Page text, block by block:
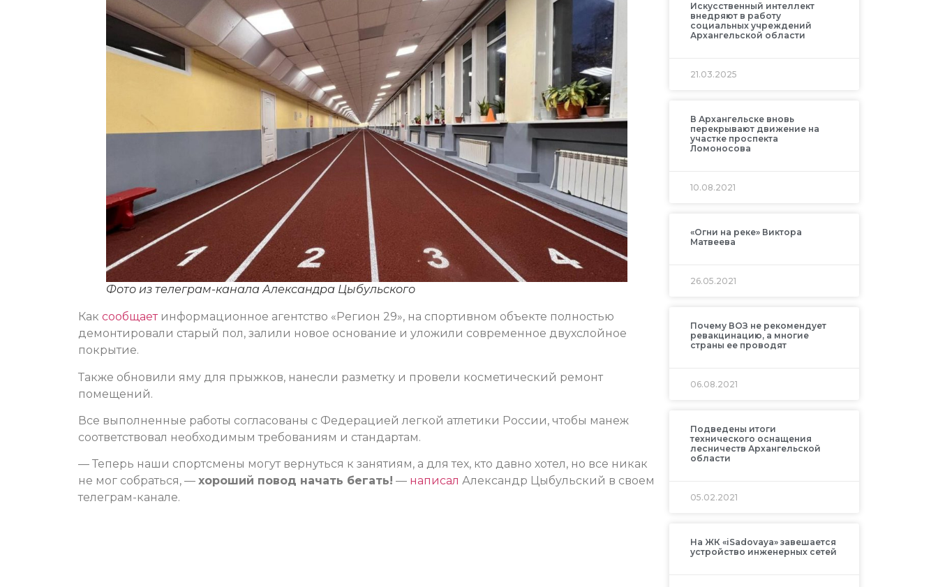
Фото из телеграм-канала Александра Цыбульского
Как сообщаетинформационное агентство «Регион 29», на спортивном объекте полностью
демонтировали старый пол, залили новое основание и уложили современное двухслойное
покрытие.
Также обновили яму для прыжков, нанесли разметку и провели косметический ремонт
помещений.
Все выполненные работы согласованы с Федерацией легкой атлетики России, чтобы манеж
соответствовал необходимым требованиям и стандартам.
— Теперь наши спортсмены могут вернуться к занятиям, а для тех, кто давно хотел, но все никак
не мог собраться, — хороший повод начать бегать! — написал Александр Цыбульский в своем
телеграм-канале.
Искусственный интеллект
внедряют в работу
социальных учреждений
Архангельской области
21.03.2025
В Архангельске вновь
перекрывают движение на
участке проспекта
Ломоносова
10.08.2021
«Огни на реке» Виктора
Матвеева
26.05.2021
Почему ВОЗ не рекомендует
ревакцинацию, а многие
страны ее проводят
06.08.2021
Подведены итоги
технического оснащения
лесничеств Архангельской
области
05.02.2021
На ЖК «iSadovaya» завешается
устройство инженерных сетей